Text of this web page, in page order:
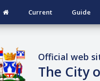
Current Guide
Official web
The City